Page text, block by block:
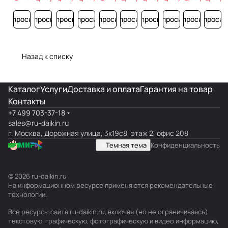
ЗапроситьЗапроситьЗапроситьЗапроситьЗапроситьЗапроситьЗапроситьЗапроситьЗапросить
Назад к списку
КаталогУслугиДоставка и оплатаГарантия на товар
Контакты
+7 499 703-37-18
sales@ru-daikin.ru
г. Москва, Дорожная улица, 3к19с8, этаж 2, офис 208
Темная тема Конфиденциальность
© 2026 ru-daikin.ru
На информационном ресурсе применяются рекомендательные
технологии.
Все ресурсы сайта ru-daikin.ru, включая (но не ограничиваясь)
текстовую, графическую, фотографическую и видео информацию,